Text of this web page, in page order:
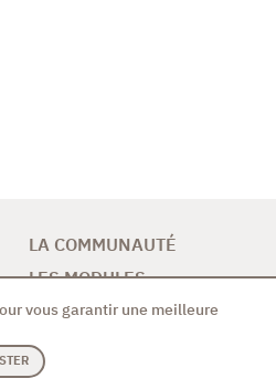
LA COMMUNAUTÉ
LES MODULES
CONTRIBUTION
NEWS & AGENDA
CONTACT
vous garantir une meilleure